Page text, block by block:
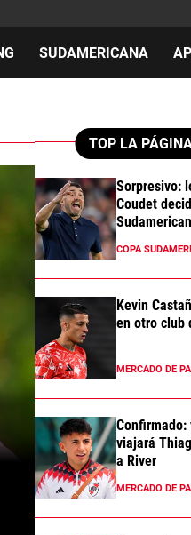
SUDAMERICANA
del día
TOP LA
Sorpresivo:
Coudet
Kevin
en otro club
Confirmado:
viajará
a River